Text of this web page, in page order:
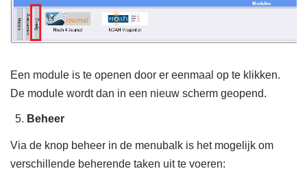
Een module is te openen door er eenmaal op te klikken.
De module wordt dan in een nieuw scherm geopend.
Beheer
Via de knop beheer in de menubalk is het mogelijk om
verschillende beherende taken uit te voeren: